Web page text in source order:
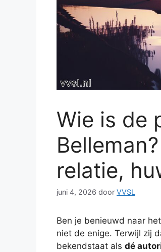
Wie is de
relatie,
juni 4, 2026 door VVSL
Ben je benieuwd naar
niet de enige. Terwijl zij
bekendstaat als dé